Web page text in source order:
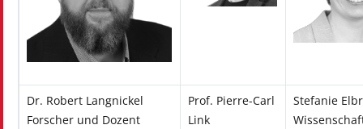
Dr. Robert Langnickel
Forscher und Dozent
Prof. Pierre-Carl
Link
Stefanie